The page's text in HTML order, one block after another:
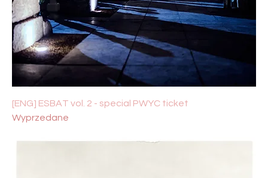
[ENG] ESBAT vol. 2 - special PWYC ticket
Wyprzedane